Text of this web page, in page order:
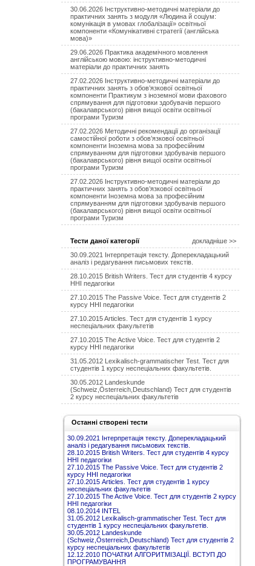
30.06.2026 Інструктивно-методичні матеріали до
практичних занять з модуля «Людина й соціум:
комунікація в умовах глобалізації» освітньої
компоненти «Комунікативні стратегії (англійська
мова)»
29.06.2026 Практика академічного мовлення
англійською мовою: інструктивно-методичні
матеріали до практичних занять
27.02.2026 Інструктивно-методичні матеріали до
практичних занять з обов’язкової освітньої
компоненти Практикум з іноземної мови фахового
спрямування для підготовки здобувачів першого
(бакалаврського) рівня вищої освіти освітньої
програми Туризм
27.02.2026 Методичні рекомендації до організації
самостійної роботи з обов’язкової освітньої
компоненти Іноземна мова за професійним
спрямуванням для підготовки здобувачів першого
(бакалаврського) рівня вищої освіти освітньої
програми Туризм
27.02.2026 Інструктивно-методичні матеріали до
практичних занять з обов’язкової освітньої
компоненти Іноземна мова за професійним
спрямуванням для підготовки здобувачів першого
(бакалаврського) рівня вищої освіти освітньої
програми Туризм
Тести даної категорії
докладніше >>
30.09.2021 Інтерпретація тексту. Доперекладацький
аналіз і редагування письмових текстів.
28.10.2015 British Writers. Тест для студентів 4 курсу
ННІ педагогіки
27.10.2015 The Passive Voice. Тест для студентів 2
курсу ННІ педагогіки
27.10.2015 Articles. Тест для студентів 1 курсу
неспеціальних факультетів
27.10.2015 The Active Voice. Тест для студентів 2
курсу ННІ педагогіки
31.05.2012 Lexikalisch-grammatischer Test. Тест для
студентів 1 курсу неспеціальних факультетів.
30.05.2012 Landeskunde
(Schweiz,Österreich,Deutschland) Тест для студентів
2 курсу неспеціальних факультетів
Останні створені тести
30.09.2021 Інтерпретація тексту. Доперекладацький
аналіз і редагування письмових текстів.
28.10.2015 British Writers. Тест для студентів 4 курсу
ННІ педагогіки
27.10.2015 The Passive Voice. Тест для студентів 2
курсу ННІ педагогіки
27.10.2015 Articles. Тест для студентів 1 курсу
неспеціальних факультетів
27.10.2015 The Active Voice. Тест для студентів 2 курсу
ННІ педагогіки
08.10.2014 INTEL
31.05.2012 Lexikalisch-grammatischer Test. Тест для
студентів 1 курсу неспеціальних факультетів.
30.05.2012 Landeskunde
(Schweiz,Österreich,Deutschland) Тест для студентів 2
курсу неспеціальних факультетів
12.12.2010 ПОЧАТКИ АЛГОРИТМІЗАЦІЇ. ВСТУП ДО
ПРОГРАМУВАННЯ